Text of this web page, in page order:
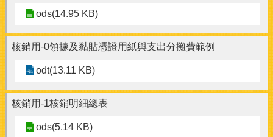
ods(14.95 KB)
核銷用-0領據及黏貼憑證用紙與支出分攤費範例
odt(13.11 KB)
核銷用-1核銷明細總表
ods(5.14 KB)